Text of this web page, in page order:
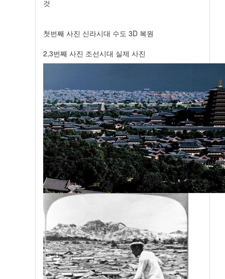
것
첫번째 사진 신라시대 수도 3D 복원
2,3번째 사진 조선시대 실제 사진